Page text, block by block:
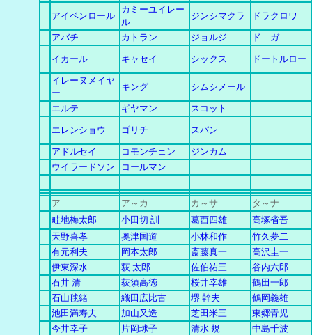
アイベンロール
カミーユイレー
ル
ジンシマクラ ドラクロワ
アバチ カトラン ジョルジ ド ガ
イカール キャセイ シックス ドートルロー
イレーヌメイヤ
ー
キング シムシメール
エルテ ギヤマン スコット
エレンショウ ゴリチ スパン
アドルセイ コモンチェン
ジンカム
ウイラードソン
コールマン
ア ア～カ カ ～ サ
タ～ナ
畦地梅太郎
小田切 訓 葛西四雄
高塚省吾
天野喜孝
奥津国道 小林和作
竹久夢二
有元利夫
岡本太郎 斎藤真一
高沢圭一
伊東深水
荻 太郎 佐伯祐三
谷内六郎
石井 清
荻須高徳 桜井幸雄
鶴田一郎
石山毬緒
織田広比古 堺 幹夫
鶴岡義雄
池田満寿夫
加山又造 芝田米三
東郷青児
今井幸子
片岡球子 清水 規
中島千波